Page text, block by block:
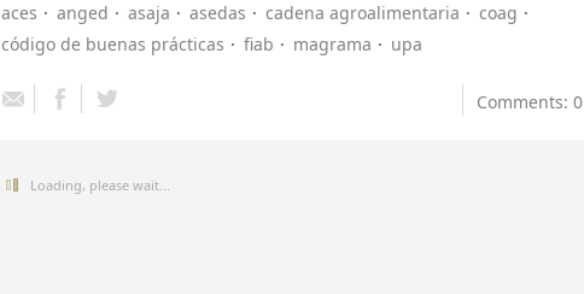
aces anged asaja asedas cadena agroalimentaria
coag
código de buenas prácticas
fiab magrama upa
Comments: 0
Loading, please wait...